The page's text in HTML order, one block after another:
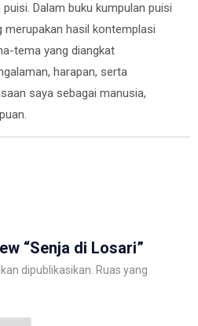
Dalam buku kumpulan puisi
merupakan hasil kontemplasi
tema yang diangkat
harapan, serta
saya sebagai manusia,
“Senja di Losari”
dipublikasikan. Ruas yang